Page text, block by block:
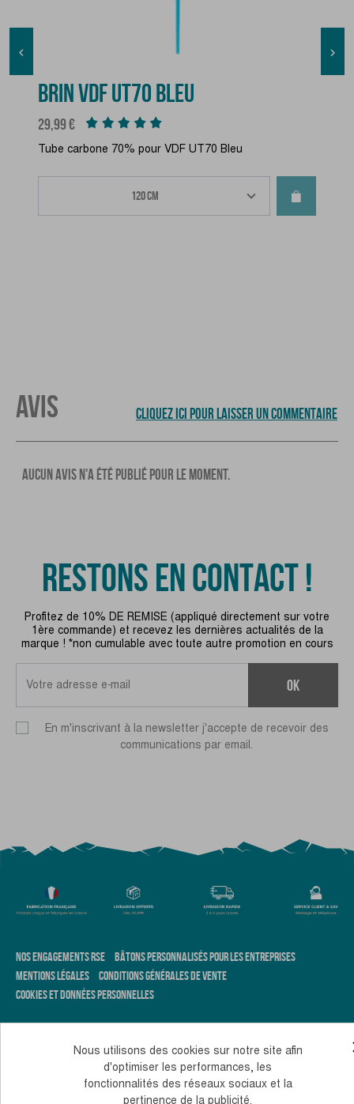

BRIN VDF UT70 BLEU
Prix
29,99 €
Tube carbone 70% pour VDF UT70 Bleu

AVIS CLIQUEZ ICI POUR LAISSER UN COMMENTAIRE
AUCUN AVIS N'A ÉTÉ PUBLIÉ POUR LE MOMENT.
RESTONS EN CONTACT !
Profitez de 10% DE REMISE (appliqué directement sur votre
1ère commande) et recevez les dernières actualités de la
marque ! *non cumulable avec toute autre promotion en cours
ok
En m'inscrivant à la newsletter j'accepte de recevoir des
communications par email.
NOS ENGAGEMENTS RSE
BÂTONS PERSONNALISÉS POUR LES ENTREPRISES
MENTIONS LÉGALES
CONDITIONS GÉNÉRALES DE VENTE
COOKIES ET DONNÉES PERSONNELLES
+33 (0)4 38 02 02 32
Contactez-nous
© 2026, Guidetti - Tous droits réservés - Réalisé par
Nous utilisons des cookies sur notre site afin
d'optimiser les performances, les
fonctionnalités des réseaux sociaux et la
pertinence de la publicité.